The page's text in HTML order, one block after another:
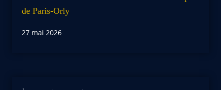
de Paris-Orly
27 mai 2026